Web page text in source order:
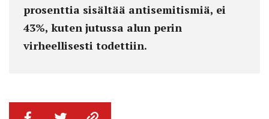
prosenttia sisältää antisemitismiä, ei
43%, kuten jutussa alun perin
virheellisesti todettiin.